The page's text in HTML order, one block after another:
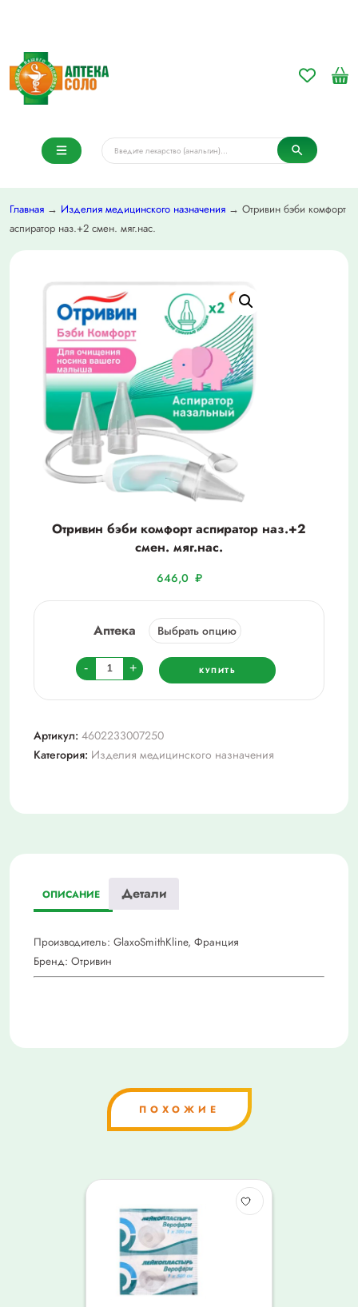
Главная → Изделия медицинского назначения → Отривин бэби комфорт
аспиратор наз.+2 смен. мяг.нас.
Отривин бэби комфорт аспиратор наз.+2
смен. мяг.нас.
646,0 ₽
Аптека
-
Количество
товара
Отривин
комфорт
аспиратор
мяг.нас.
+ КУПИТЬ
Артикул: 4602233007250
Категория: Изделия медицинского назначения
ОПИСАНИЕ Детали
Производитель: GlaxoSmithKline, Франция
Бренд: Отривин
ПОХОЖИЕ